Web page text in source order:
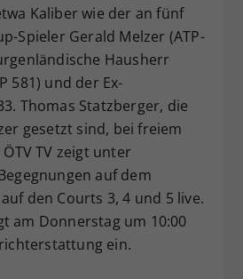
Kaliber wie der an fünf
Spieler Gerald Melzer (ATP-
Hausherr
581) und der Ex-
Thomas Statzberger, die
gesetzt sind, bei freiem
TV zeigt unter
auf dem
den Courts 3, 4 und 5 live.
am Donnerstag um 10:00
ein.